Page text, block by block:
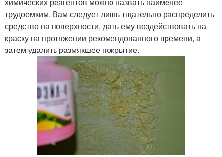
трудоемким. Вам следует лишь тщательно распределить
средство на поверхности, дать ему воздействовать на
краску на протяжении рекомендованного времени, а
затем удалить размякшее покрытие.